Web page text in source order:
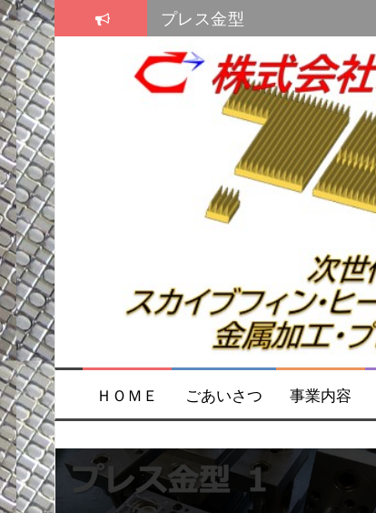
コ
ン
テ
ン
ツ
へ
ス
キ
ッ
プ
プレス金型
プレス金型
スカイブ・ヒートシンク
ＨＯＭＥ ごあいさつ 事業内容